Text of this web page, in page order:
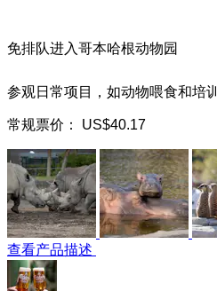
免排队进入哥本哈根动物园
参观日常项目，如动物喂食和培训
常规票价： US$40.17
查看产品描述